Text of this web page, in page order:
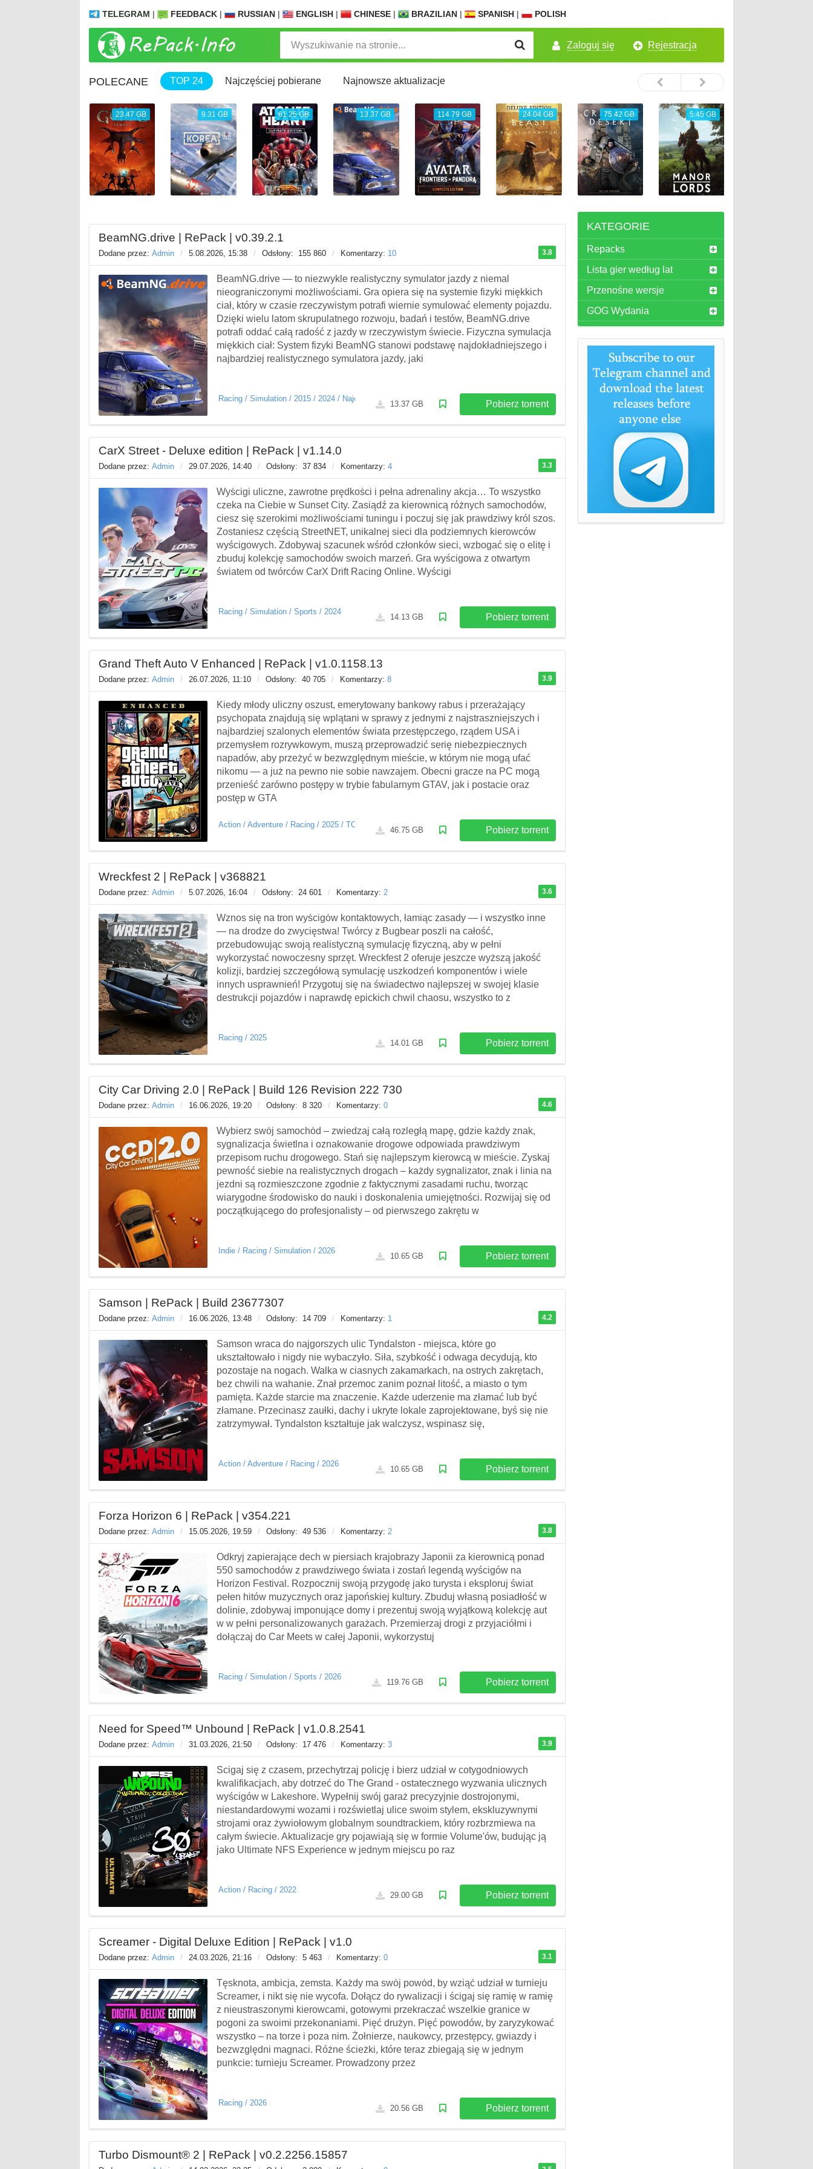
TELEGRAM | FEEDBACK | RUSSIAN | ENGLISH | CHINESE | BRAZILIAN | SPANISH | POLISH
Zaloguj się Rejestracja
POLECANE TOP 24 Najczęściej pobierane Najnowsze aktualizacje
23.47 GB 9.31 GB 61.25 GB 13.37 GB 114.79 GB 24.04 GB 75.42 GB 5.45 GB
BeamNG.drive | RePack | v0.39.2.1
3.8
Dodane przez: Admin / 5.08.2026, 15:38 / Odsłony: 155 860 / Komentarzy: 10
BeamNG.drive — to niezwykle realistyczny symulator jazdy z niemal
nieograniczonymi możliwościami. Gra opiera się na systemie fizyki miękkich
ciał, który w czasie rzeczywistym potrafi wiernie symulować elementy pojazdu.
Dzięki wielu latom skrupulatnego rozwoju, badań i testów, BeamNG.drive
potrafi oddać całą radość z jazdy w rzeczywistym świecie. Fizyczna symulacja
miękkich ciał: System fizyki BeamNG stanowi podstawę najdokładniejszego i
najbardziej realistycznego symulatora jazdy, jaki
Pobierz torrent
13.37 GB
Racing / Simulation / 2015 / 2024 / Najczęściej pobierane/ TOP24
CarX Street - Deluxe edition | RePack | v1.14.0
3.3
Dodane przez: Admin / 29.07.2026, 14:40 / Odsłony: 37 834 / Komentarzy: 4
Wyścigi uliczne, zawrotne prędkości i pełna adrenaliny akcja… To wszystko
czeka na Ciebie w Sunset City. Zasiądź za kierownicą różnych samochodów,
ciesz się szerokimi możliwościami tuningu i poczuj się jak prawdziwy król szos.
Zostaniesz częścią StreetNET, unikalnej sieci dla podziemnych kierowców
wyścigowych. Zdobywaj szacunek wśród członków sieci, wzbogać się o elitę i
zbuduj kolekcję samochodów swoich marzeń. Gra wyścigowa z otwartym
światem od twórców CarX Drift Racing Online. Wyścigi
Pobierz torrent
14.13 GB
Racing / Simulation / Sports / 2024
Grand Theft Auto V Enhanced | RePack | v1.0.1158.13
3.9
Dodane przez: Admin / 26.07.2026, 11:10 / Odsłony: 40 705 / Komentarzy: 8
Kiedy młody uliczny oszust, emerytowany bankowy rabus i przerażający
psychopata znajdują się wplątani w sprawy z jednymi z najstraszniejszych i
najbardziej szalonych elementów świata przestępczego, rządem USA i
przemysłem rozrywkowym, muszą przeprowadzić serię niebezpiecznych
napadów, aby przeżyć w bezwzględnym mieście, w którym nie mogą ufać
nikomu — a już na pewno nie sobie nawzajem. Obecni gracze na PC mogą
przenieść zarówno postępy w trybie fabularnym GTAV, jak i postacie oraz
postęp w GTA
Pobierz torrent
46.75 GB
Action / Adventure / Racing / 2025 / TOP24
Wreckfest 2 | RePack | v368821
3.6
Dodane przez: Admin / 5.07.2026, 16:04 / Odsłony: 24 601 / Komentarzy: 2
Wznos się na tron wyścigów kontaktowych, łamiąc zasady — i wszystko inne
— na drodze do zwycięstwa! Twórcy z Bugbear poszli na całość,
przebudowując swoją realistyczną symulację fizyczną, aby w pełni
wykorzystać nowoczesny sprzęt. Wreckfest 2 oferuje jeszcze wyższą jakość
kolizji, bardziej szczegółową symulację uszkodzeń komponentów i wiele
innych usprawnień! Przygotuj się na świadectwo najlepszej w swojej klasie
destrukcji pojazdów i naprawdę epickich chwil chaosu, wszystko to z
Pobierz torrent
14.01 GB
Racing / 2025
City Car Driving 2.0 | RePack | Build 126 Revision 222 730
4.6
Dodane przez: Admin / 16.06.2026, 19:20 / Odsłony: 8 320 / Komentarzy: 0
Wybierz swój samochód – zwiedzaj całą rozległą mapę, gdzie każdy znak,
sygnalizacja świetlna i oznakowanie drogowe odpowiada prawdziwym
przepisom ruchu drogowego. Stań się najlepszym kierowcą w mieście. Zyskaj
pewność siebie na realistycznych drogach – każdy sygnalizator, znak i linia na
jezdni są rozmieszczone zgodnie z faktycznymi zasadami ruchu, tworząc
wiarygodne środowisko do nauki i doskonalenia umiejętności. Rozwijaj się od
początkującego do profesjonalisty – od pierwszego zakrętu w
Pobierz torrent
10.65 GB
Indie / Racing / Simulation / 2026
Samson | RePack | Build 23677307
4.2
Dodane przez: Admin / 16.06.2026, 13:48 / Odsłony: 14 709 / Komentarzy: 1
Samson wraca do najgorszych ulic Tyndalston - miejsca, które go
ukształtowało i nigdy nie wybaczyło. Siła, szybkość i odwaga decydują, kto
pozostaje na nogach. Walka w ciasnych zakamarkach, na ostrych zakrętach,
bez chwili na wahanie. Znał przemoc zanim poznał litość, a miasto o tym
pamięta. Każde starcie ma znaczenie. Każde uderzenie ma złamać lub być
złamane. Przecinasz zaułki, dachy i ukryte lokale zaprojektowane, byś się nie
zatrzymywał. Tyndalston kształtuje jak walczysz, wspinasz się,
Pobierz torrent
10.65 GB
Action / Adventure / Racing / 2026
Forza Horizon 6 | RePack | v354.221
3.8
Dodane przez: Admin / 15.05.2026, 19:59 / Odsłony: 49 536 / Komentarzy: 2
Odkryj zapierające dech w piersiach krajobrazy Japonii za kierownicą ponad
550 samochodów z prawdziwego świata i zostań legendą wyścigów na
Horizon Festival. Rozpocznij swoją przygodę jako turysta i eksploruj świat
pełen hitów muzycznych oraz japońskiej kultury. Zbuduj własną posiadłość w
dolinie, zdobywaj imponujące domy i prezentuj swoją wyjątkową kolekcję aut
w w pełni personalizowanych garażach. Przemierzaj drogi z przyjaciółmi i
dołączaj do Car Meets w całej Japonii, wykorzystuj
Pobierz torrent
119.76 GB
Racing / Simulation / Sports / 2026
Need for Speed™ Unbound | RePack | v1.0.8.2541
3.9
Dodane przez: Admin / 31.03.2026, 21:50 / Odsłony: 17 476 / Komentarzy: 3
Ścigaj się z czasem, przechytrzaj policję i bierz udział w cotygodniowych
kwalifikacjach, aby dotrzeć do The Grand - ostatecznego wyzwania ulicznych
wyścigów w Lakeshore. Wypełnij swój garaż precyzyjnie dostrojonymi,
niestandardowymi wozami i rozświetlaj ulice swoim stylem, ekskluzywnymi
strojami oraz żywiołowym globalnym soundtrackiem, który rozbrzmiewa na
całym świecie. Aktualizacje gry pojawiają się w formie Volume'ów, budując ją
jako Ultimate NFS Experience w jednym miejscu po raz
Pobierz torrent
29.00 GB
Action / Racing / 2022
Screamer - Digital Deluxe Edition | RePack | v1.0
3.1
Dodane przez: Admin / 24.03.2026, 21:16 / Odsłony: 5 463 / Komentarzy: 0
Tęsknota, ambicja, zemsta. Każdy ma swój powód, by wziąć udział w turnieju
Screamer, i nikt się nie wycofa. Dołącz do rywalizacji i ścigaj się ramię w ramię
z nieustraszonymi kierowcami, gotowymi przekraczać wszelkie granice w
pogoni za swoimi przekonaniami. Pięć drużyn. Pięć powodów, by zaryzykować
wszystko – na torze i poza nim. Żołnierze, naukowcy, przestępcy, gwiazdy i
bezwzględni magnaci. Różne ścieżki, które teraz zbiegają się w jednym
punkcie: turnieju Screamer. Prowadzony przez
Pobierz torrent
20.56 GB
Racing / 2026
Turbo Dismount® 2 | RePack | v0.2.2256.15857
KATEGORIE
Repacks
Lista gier według lat
Przenośne wersje
GOG Wydania